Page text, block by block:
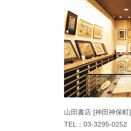
山田書店 [神田神保町]
TEL：03-3295-0252